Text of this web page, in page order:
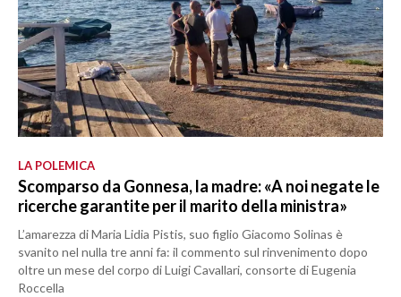
LA POLEMICA
Scomparso da Gonnesa, la madre: «A noi negate le
ricerche garantite per il marito della ministra»
L’amarezza di Maria Lidia Pistis, suo figlio Giacomo Solinas è
svanito nel nulla tre anni fa: il commento sul rinvenimento dopo
oltre un mese del corpo di Luigi Cavallari, consorte di Eugenia
Roccella